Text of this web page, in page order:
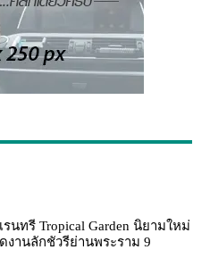
นทรี Tropical Garden นิยามใหม่
งานลักชัวรีย่านพระราม 9